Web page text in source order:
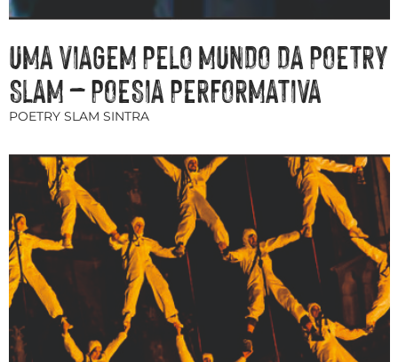
UMA VIAGEM PELO MUNDO DA POETRY
SLAM – POESIA PERFORMATIVA
POETRY SLAM SINTRA